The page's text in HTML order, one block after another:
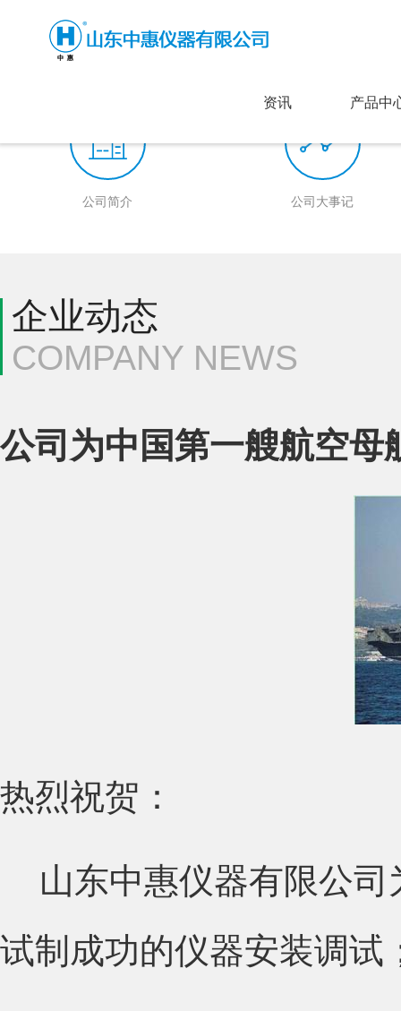
资讯 产品中
公司简介 公司大事记
企业动态
COMPANY NEWS
公司为中国第一艘航空母
热烈祝贺：
山东中惠仪器有限公司
试制成功的仪器安装调试